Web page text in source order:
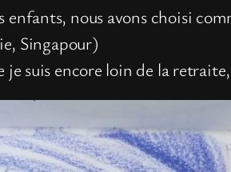
enfants, nous avons choisi
Singapour)
suis encore loin de la